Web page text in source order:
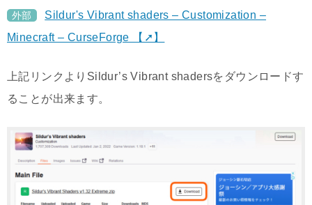
外部
Sildur's Vibrant shaders – Customization –
Minecraft – CurseForge 【➚】
上記リンクよりSildur’s Vibrant shadersをダウンロードす
ることが出来ます。